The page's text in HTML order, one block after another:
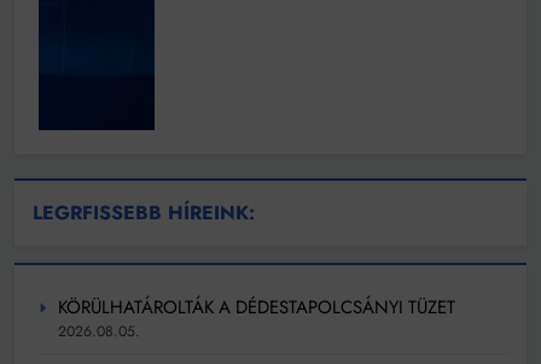
LEGRFISSEBB HÍREINK:
KÖRÜLHATÁROLTÁK A DÉDESTAPOLCSÁNYI TÜZET
2026.08.05.